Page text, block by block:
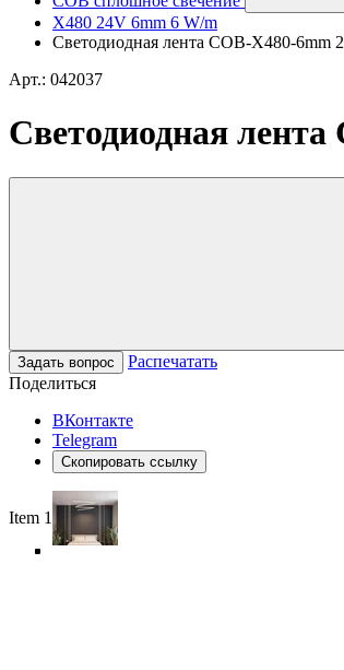
X480 24V 6mm 6 W/m
Светодиодная лента COB-X480-6mm
Арт.: 042037
Светодиодная
Задать вопрос
Распечатать
Поделиться
ВКонтакте
Telegram
Скопировать ссылку
Item 1 of 6